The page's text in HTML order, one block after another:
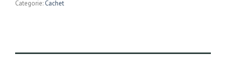
Categorie: Cachet